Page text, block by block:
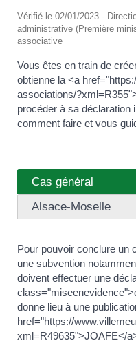
Vérifié le 02/01/2023 -
administrative (Première
associative
Vous êtes en train de
obtienne la <a
associations/
procéder à sa déclaration
comment faire et vous
Cas général
Alsace-Moselle
Pour pouvoir conclure un
une subvention
doivent effectuer une
donne lieu à une
href="https://
xml=R49635">JOAFE</